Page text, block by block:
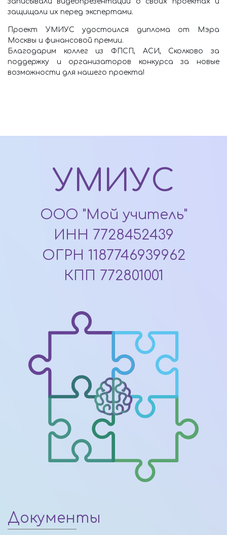
защищали их перед экспертами.
Проект УМИУС удостоился диплома от Мэра
Москвы и финансовой премии.
Благодарим коллег из ФПСП, АСИ, Сколково за
поддержку и организаторов конкурса за новые
возможности для нашего проекта!
УМИУС
ООО "Мой учитель"
ИНН 7728452439
ОГРН 1187746939962
КПП 772801001
Документы